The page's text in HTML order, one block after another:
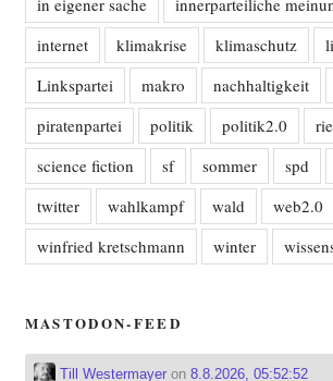
internet
klimakrise klimaschutz
Linkspartei
makro nachhaltigkeit
piratenpartei
politik politik2.0
science fiction
sf sommer spd
twitter
wahlkampf wald
web2.0
winfried kretschmann
winter
MASTODON-FEED
Till Westermayeron 8.8.2026, 05:52:52